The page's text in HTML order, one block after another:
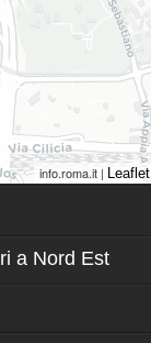
info.roma.it | Leaflet
a Nord Est